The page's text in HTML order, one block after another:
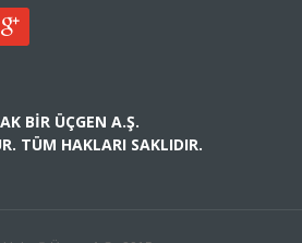
BIR ÜÇGEN A.Ş.
TÜM HAKLARI SAKLIDIR.